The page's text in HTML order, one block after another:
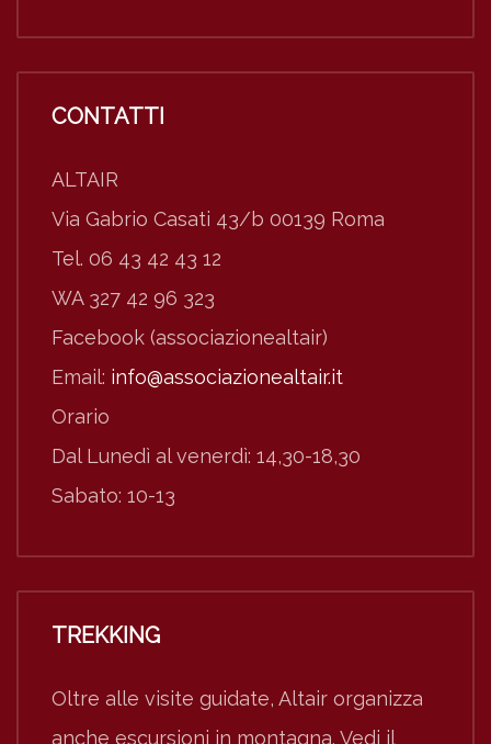
CONTATTI
ALTAIR
Via Gabrio Casati 43/b 00139 Roma
Tel. 06 43 42 43 12
WA 327 42 96 323
Facebook (associazionealtair)
Email: info@associazionealtair.it
Orario
Dal Lunedì al venerdì: 14,30-18,30
Sabato: 10-13
TREKKING
Oltre alle visite guidate, Altair organizza
anche escursioni in montagna. Vedi il